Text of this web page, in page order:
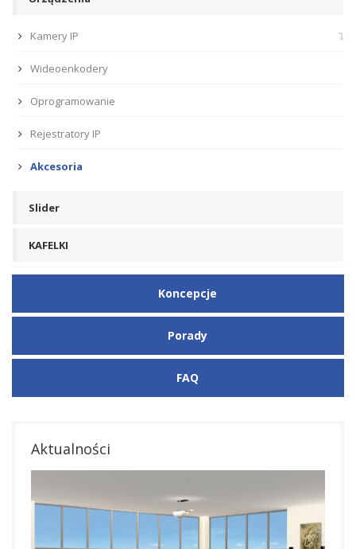
Kamery IP
Wideoenkodery
Oprogramowanie
Rejestratory IP
Akcesoria
Slider
KAFELKI
Koncepcje
Porady
FAQ
Aktualności